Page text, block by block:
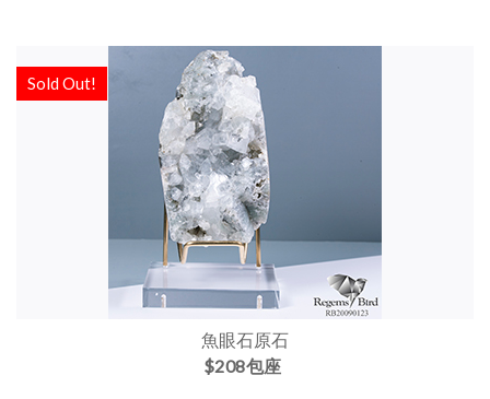
魚眼石原石
$208包座
Sold Out!